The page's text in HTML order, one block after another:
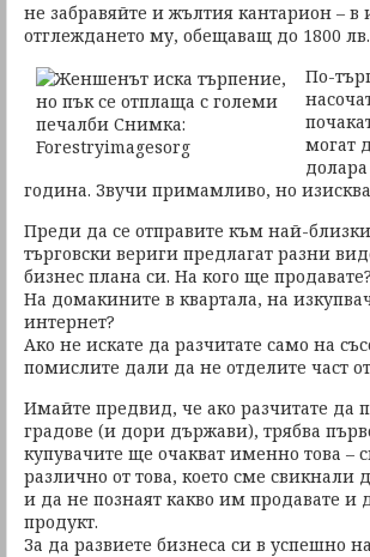
не забравяйте и жълтия кантарион –
отглеждането му, обещаващ до 1800
По-
могат
година. Звучи примамливо, но
Преди да се отправите към най-
търговски вериги предлагат разни
бизнес плана си. На кого ще продавате?
На домакините в квартала, на
интернет?
Ако не искате да разчитате само на
помислите дали да не отделите част
Имайте предвид, че ако разчитате да
градове (и дори държави), трябва
купувачите ще очакват именно това –
различно от това, което сме
и да не познаят какво им продавате
продукт.
За да развиете бизнеса си в успешно